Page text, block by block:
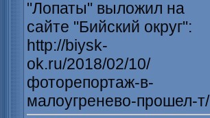
"Лопаты" выложил на
сайте "Бийский округ":
http://biysk-
ok.ru/2018/02/10/
фоторепортаж-в-
малоугренево-прошел-т/